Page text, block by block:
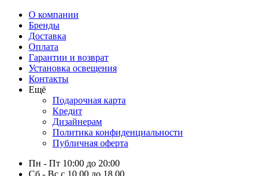
О компании
Бренды
Доставка
Оплата
Гарантии и возврат
Установка освещения
Контакты
Ещё
Подарочная карта
Кредит
Дизайнерам
Политика конфиденциальности
Публичная оферта
Пн - Пт 10:00 до 20:00
Сб - Вс с 10.00 до 18.00